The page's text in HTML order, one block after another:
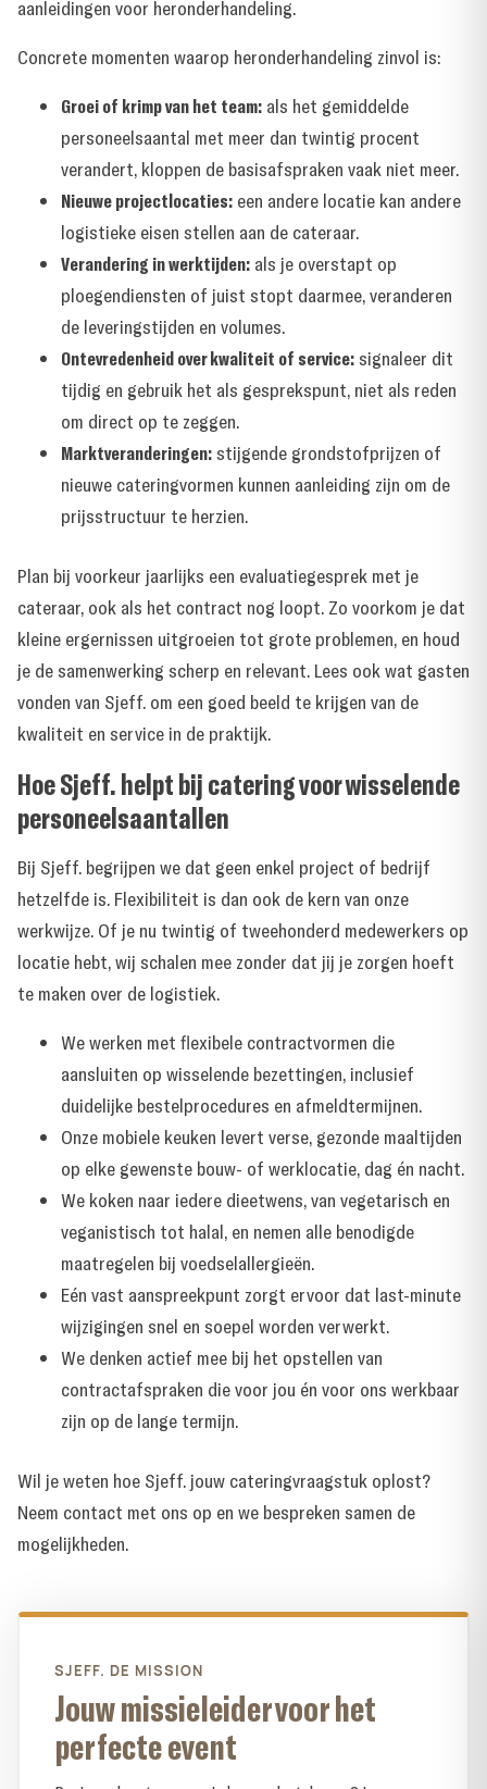
aanleidingen voor heronderhandeling.
Concrete momenten waarop heronderhandeling zinvol is:
Groei of krimp van het team: als het gemiddelde
personeelsaantal met meer dan twintig procent
verandert, kloppen de basisafspraken vaak niet meer.
Nieuwe projectlocaties: een andere locatie kan andere
logistieke eisen stellen aan de cateraar.
Verandering in werktijden: als je overstapt op
ploegendiensten of juist stopt daarmee, veranderen
de leveringstijden en volumes.
Ontevredenheid over kwaliteit of service:signaleer dit
tijdig en gebruik het als gesprekspunt, niet als reden
om direct op te zeggen.
Marktveranderingen:stijgende grondstofprijzen of
nieuwe cateringvormen kunnen aanleiding zijn om de
prijsstructuur te herzien.
Plan bij voorkeur jaarlijks een evaluatiegesprek met je
cateraar, ook als het contract nog loopt. Zo voorkom je dat
kleine ergernissen uitgroeien tot grote problemen, en houd
je de samenwerking scherp en relevant. Lees ookwat gasten
vonden van Sjeff. om een goed beeld te krijgen van de
kwaliteit en service in de praktijk.
Hoe Sjeff. helpt bij catering voor wisselende
personeelsaantallen
Bij Sjeff. begrijpen we dat geen enkel project of bedrijf
hetzelfde is. Flexibiliteit is dan ook de kern van onze
werkwijze. Of je nu twintig of tweehonderd medewerkers op
locatie hebt, wij schalen mee zonder dat jij je zorgen hoeft
te maken over de logistiek.
We werken met flexibele contractvormen die
aansluiten op wisselende bezettingen, inclusief
duidelijke bestelprocedures en afmeldtermijnen.
Onze mobiele keuken levert verse, gezonde maaltijden
op elke gewenste bouw- of werklocatie, dag én nacht.
We koken naar iedere dieetwens, van vegetarisch en
veganistisch tot halal, en nemen alle benodigde
maatregelen bij voedselallergieën.
Eén vast aanspreekpunt zorgt ervoor dat last-minute
wijzigingen snel en soepel worden verwerkt.
We denken actief mee bij het opstellen van
contractafspraken die voor jou én voor ons werkbaar
zijn op de lange termijn.
Wil je weten hoe Sjeff. jouw cateringvraagstuk oplost?
Neem contact met ons op en we bespreken samen de
mogelijkheden.
SJEFF. DE MISSION
Jouw missieleider voor het
perfecte event